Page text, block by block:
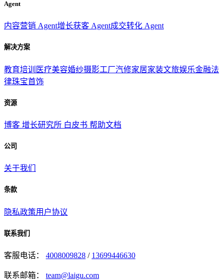
Agent
内容营销 Agent增长获客 Agent成交转化 Agent
解决方案
教育培训 医疗美容婚纱摄影工厂汽修家居家装文旅娱乐金融法
律珠宝首饰
资源
博客 增长研究所 白皮书 帮助文档
公司
关于我们
条款
隐私政策用户协议
联系我们
客服电话： 4008009828 / 13699446630
联系邮箱： team@laigu.com